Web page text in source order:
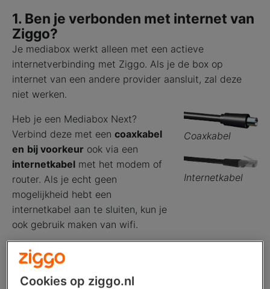
1. Ben je verbonden met internet van
Ziggo?
Je mediabox werkt alleen met een actieve
internetverbinding met Ziggo. Als je de box op
internet van een andere provider aansluit, zal deze
niet werken.
Heb je een Mediabox Next?
Verbind deze met een coaxkabel
en bij voorkeur ook via een
internetkabel met het modem of
router. Als je echt geen
mogelijkheid hebt een
internetkabel aan te sluiten, kun je
ook gebruik maken van wifi.
Heb je een Next Mini? Verbind
dezebij voorkeur
internetkabelmet het modem of
Coaxkabel
Internetkabel
Cookies op ziggo.nl